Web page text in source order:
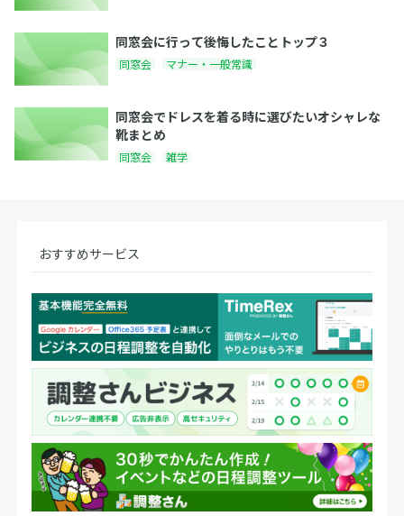
同窓会に行って後悔したことトップ３
同窓会 マナー・一般常識
同窓会でドレスを着る時に選びたいオシャレな
靴まとめ
同窓会 雑学
おすすめサービス